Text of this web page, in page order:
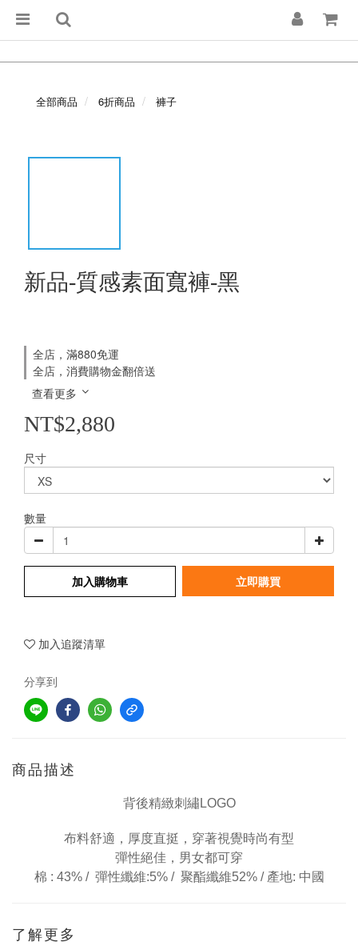
全部商品 6折商品 褲子
新品-質感素面寬褲-黑
全店，滿880免運
全店，消費購物金翻倍送
查看更多
NT$2,880
尺寸
數量
加入購物車 立即購買
加入追蹤清單
分享到
商品描述
背後精緻刺繡LOGO
布料舒適，厚度直挺， 穿著視覺時尚有型
彈性絕佳，男女都可穿
棉 : 43% / 彈性纖維:5% / 聚酯纖維52% / 產地: 中國
了解更多